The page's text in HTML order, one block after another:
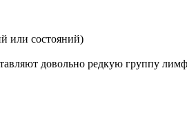
или состояний)
довольно редкую группу